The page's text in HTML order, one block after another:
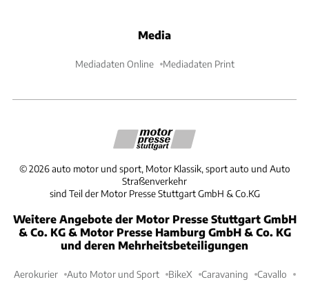
Media
Mediadaten Online Mediadaten Print
©2026 auto motor und sport, Motor Klassik, sport auto und Auto
Straßenverkehr
sind Teil der Motor Presse Stuttgart GmbH & Co.KG
Weitere Angebote der Motor Presse Stuttgart GmbH
& Co. KG & Motor Presse Hamburg GmbH & Co. KG
und deren Mehrheitsbeteiligungen
Aerokurier Auto Motor und Sport BikeX Caravaning Cavallo